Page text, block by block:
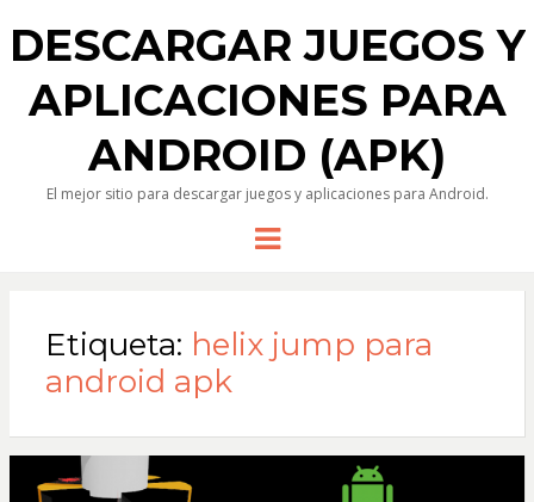
DESCARGAR JUEGOS Y
APLICACIONES PARA
ANDROID (APK)
El mejor sitio para descargar juegos y aplicaciones para Android.
Menu
Etiqueta: helix jump para
android apk